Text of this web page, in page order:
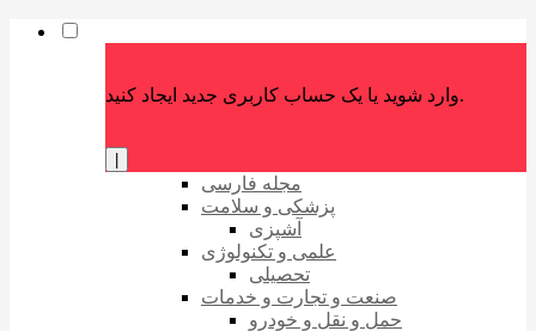
وارد شوید یا یک حساب کاربری جدید ایجاد کنید.
مجله فارسی
پزشکی و سلامت
آشپزی
علمی و تکنولوژی
تحصیلی
صنعت و تجارت و خدمات
حمل و نقل و خودرو